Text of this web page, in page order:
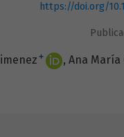
https://doi.org/
+ Ana María